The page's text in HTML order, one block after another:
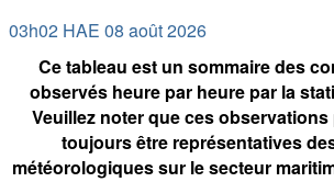
03h02 HAE 08 août 2026
Ce tableau est un sommaire des
observés heure par heure par la
Veuillez noter que ces
toujours être représentatives
météorologiques sur le secteur